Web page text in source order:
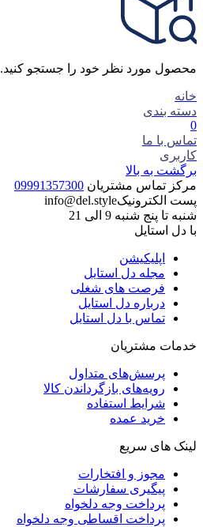
محصول مورد نظر خود را جستجو کنید.
خانه
دسته بندی
0
تماس با ما
کاربری
برگشت به بالا
مرکز تماس مشتریان 09991357300
پست الکترونیکinfo@del.style
شنبه تا پنج شنبه 9 الی 21
با دل استایل
اپلیکیشن
مجله دل استایل
فرصت های شغلی
درباره دل استایل
تماس با دل استایل
خدمات مشتریان
پرسش‌های متداول
رویه‌های بازگرداندن کالا
شرایط استفاده
خرید عمده
لینک های سریع
مجوز و افتخارات
پیگیری سفارشات
پرداخت وجه دلخواه
پرداخت اقساطی وجه دلخواه